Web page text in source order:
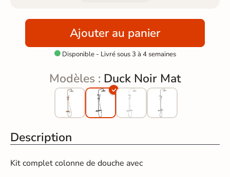
Ajouter au panier
Disponible - Livré sous 3 à 4 semaines
Modèles : Duck Noir Mat
Description
Kit complet colonne de douche avec